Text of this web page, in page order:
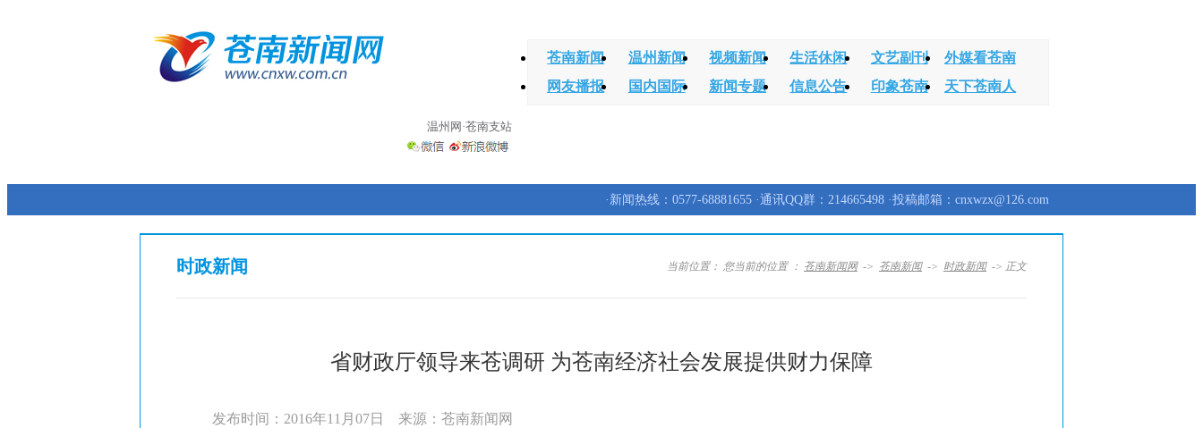
温州网·苍南支站
苍南新闻 温州新闻 视频新闻 生活休闲 文艺副刊
外媒看苍南
网友播报
国内国际 新闻专题 信息公告 印象苍南 天下苍南人
·新闻热线：0577-68881655 ·通讯QQ群：214665498 ·投稿邮箱：cnxwzx@126.com
当前位置： 您当前的位置 ： 苍南新闻网-> 苍南新闻-> 时政新闻 -> 正文
时政新闻
省财政厅领导来苍调研 为苍南经济社会发展提供财力保障
发布时间：2016年11月07日 来源：苍南新闻网